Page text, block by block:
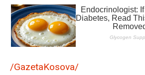
/GazetaKosova/